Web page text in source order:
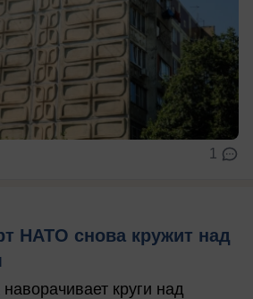
1
НАТО снова кружит над
круги над